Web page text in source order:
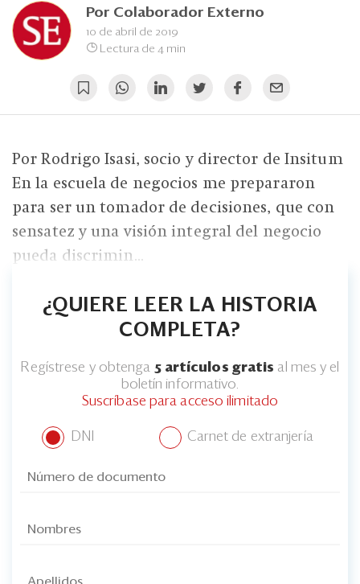
Edición Impresa
Por Colaborador Externo
10 de abril de 2019
Lectura de 4 min
Por Rodrigo Isasi, socio y director de Insitum
En la escuela de negocios me prepararon
para ser un tomador de decisiones, que con
sensatez y una visión integral del negocio
pueda discrimin...
¿QUIERE LEER LA HISTORIA
COMPLETA?
Regístrese y obtenga 5 artículos gratis al mes y el
boletín informativo.
Suscríbase para acceso ilimitado
DNI Carnet de extranjería